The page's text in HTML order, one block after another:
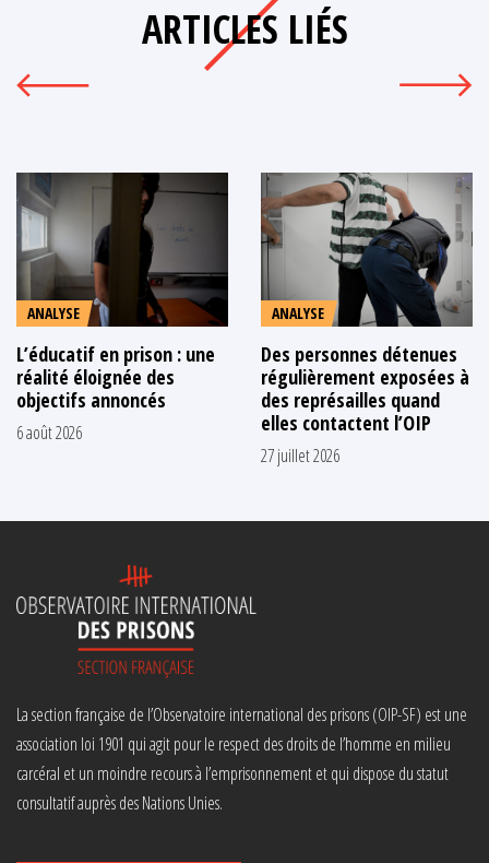
ARTICLES LIÉS
ANALYSE
L’éducatif en prison : une
réalité éloignée des
objectifs annoncés
6 août 2026
ANALYSE
Des personnes détenues
régulièrement exposées à
des représailles quand
elles contactent l’OIP
27 juillet 2026
La section française de l’Observatoire international des prisons (OIP-SF) est une
association loi 1901 qui agit pour le respect des droits de l’homme en milieu
carcéral et un moindre recours à l’emprisonnement et qui dispose du statut
consultatif auprès des Nations Unies.